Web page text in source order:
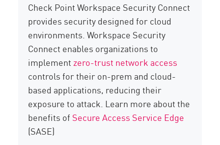
Check Point Workspace Security Connect
provides security designed for cloud
environments. Workspace Security
Connect enables organizations to
implement zero-trust network access
controls for their on-prem and cloud-
based applications, reducing their
exposure to attack. Learn more about the
benefits of Secure Access Service Edge
(SASE)